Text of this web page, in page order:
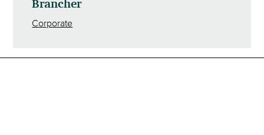
Brancher
Corporate